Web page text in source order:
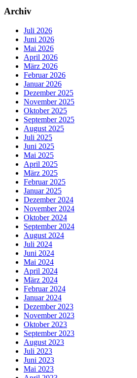
Archiv
Juli 2026
Juni 2026
Mai 2026
April 2026
März 2026
Februar 2026
Januar 2026
Dezember 2025
November 2025
Oktober 2025
September 2025
August 2025
Juli 2025
Juni 2025
Mai 2025
April 2025
März 2025
Februar 2025
Januar 2025
Dezember 2024
November 2024
Oktober 2024
September 2024
August 2024
Juli 2024
Juni 2024
Mai 2024
April 2024
März 2024
Februar 2024
Januar 2024
Dezember 2023
November 2023
Oktober 2023
September 2023
August 2023
Juli 2023
Juni 2023
Mai 2023